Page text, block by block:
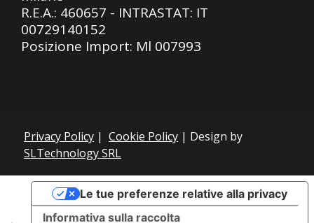
R.E.A.: 460657 - INTRASTAT: IT
00729140152
Posizione Import: Ml 007993
Privacy Policy | Cookie Policy | Design by
SLTechnology SRL
Informativa sulla raccolta
Le tue preferenze relative alla privacy